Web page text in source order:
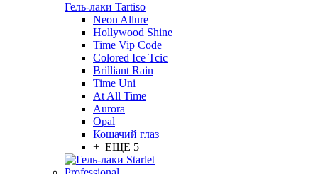
Гель-лаки Tartiso
Neon Allure
Hollywood Shine
Time Vip Code
Colored Ice Tcic
Brilliant Rain
Time Uni
At All Time
Aurora
Opal
Кошачий глаз
+ ЕЩЕ 5